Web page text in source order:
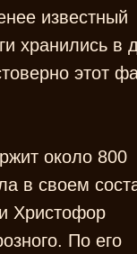
известный
хранились в
этот
около 800
в своем
Христофор
По его